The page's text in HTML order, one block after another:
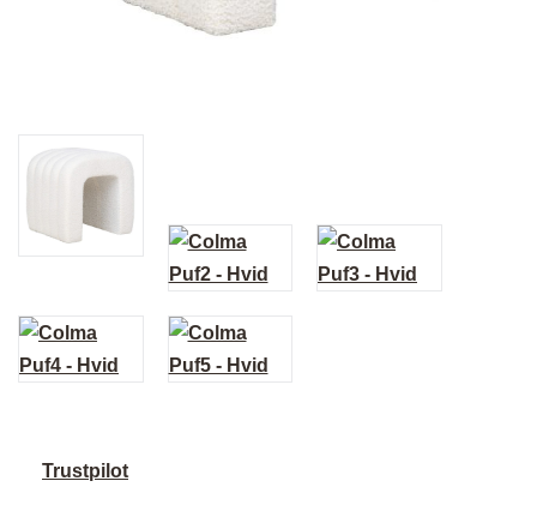
Trustpilot